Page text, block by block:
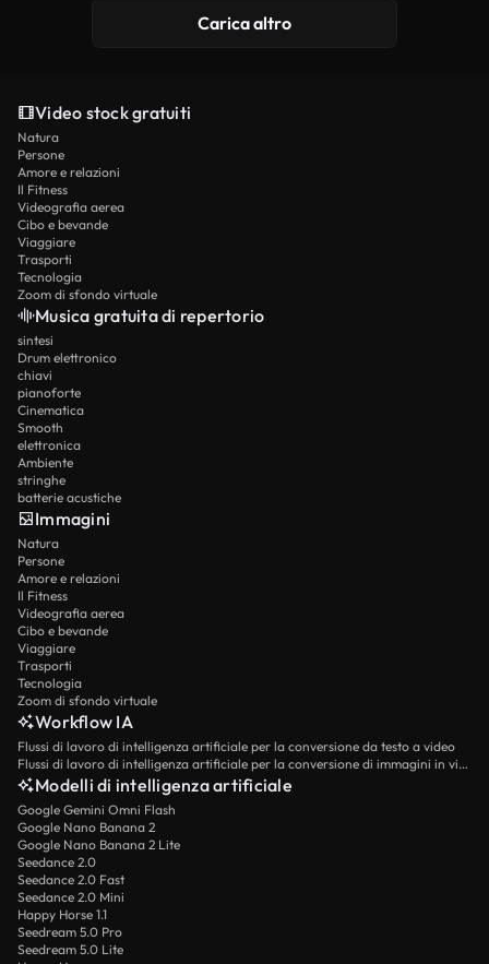
Carica altro
Video stock gratuiti
Natura
Persone
Amore e relazioni
Il Fitness
Videografia aerea
Cibo e bevande
Viaggiare
Trasporti
Tecnologia
Zoom di sfondo virtuale
Musica gratuita di repertorio
sintesi
Drum elettronico
chiavi
pianoforte
Cinematica
Smooth
elettronica
Ambiente
stringhe
batterie acustiche
Immagini
Natura
Persone
Amore e relazioni
Il Fitness
Videografia aerea
Cibo e bevande
Viaggiare
Trasporti
Tecnologia
Zoom di sfondo virtuale
Workflow IA
Flussi di lavoro di intelligenza artificiale per la conversione da testo a video
Flussi di lavoro di intelligenza artificiale per la conversione di immagini in video
Modelli di intelligenza artificiale
Google Gemini Omni Flash
Google Nano Banana 2
Google Nano Banana 2 Lite
Seedance 2.0
Seedance 2.0 Fast
Seedance 2.0 Mini
Happy Horse 1.1
Seedream 5.0 Pro
Seedream 5.0 Lite